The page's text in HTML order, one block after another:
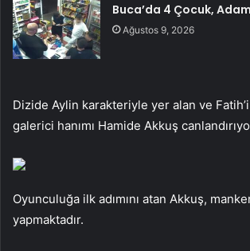
Buca’da 4 Çocuk,
Ağustos 9, 2026
Dizide Aylin karakteriyle yer alan ve
galerici hanımı Hamide Akkuş
Oyunculuğa ilk adımını atan Akkuş,
yapmaktadır.